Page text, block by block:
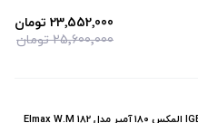
25٬600٬000 تومان
23٬552٬000 تومان